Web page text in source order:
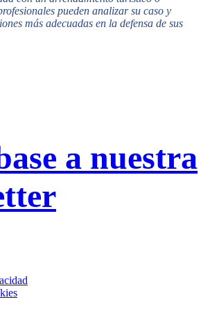
pueden analizar su caso y
más adecuadas en la defensa de sus
a nuestra